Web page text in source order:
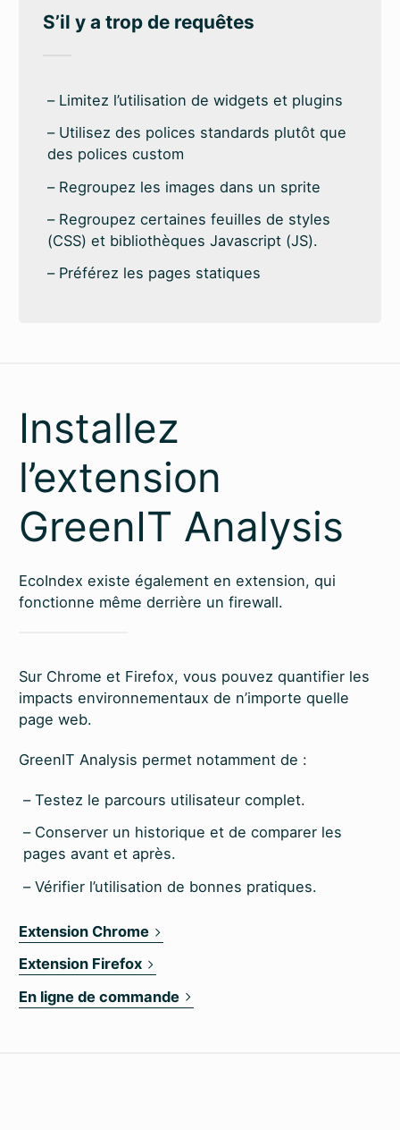
S’il y a trop de requêtes
Limitez l’utilisation de widgets et plugins
Utilisez des polices standards plutôt que
des polices custom
Regroupez les images dans un sprite
Regroupez certaines feuilles de styles
(CSS) et bibliothèques Javascript (JS).
Préférez les pages statiques
Installez
l’extension
GreenIT Analysis
EcoIndex existe également en extension, qui
fonctionne même derrière un firewall.
Sur Chrome et Firefox, vous pouvez quantifier les
impacts environnementaux de n’importe quelle
page web.
GreenIT Analysis permet notamment de :
Testez le parcours utilisateur complet.
Conserver un historique et de comparer les
pages avant et après.
Vérifier l’utilisation de bonnes pratiques.
Extension Chrome
Extension Firefox
En ligne de commande